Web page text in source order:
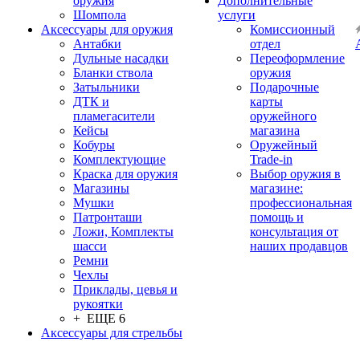
Шомпола
Аксессуары для оружия
Антабки
Дульные насадки
Бланки ствола
Затыльники
ДТК и
пламегасители
Кейсы
Кобуры
Комплектующие
Краска для оружия
Магазины
Мушки
Патронташи
Ложи, Комплекты
шасси
Ремни
Чехлы
Приклады, цевья и
рукоятки
+ ЕЩЕ 6
Аксессуары для стрельбы
услуги
Комиссионный
отдел
Переоформление
оружия
Подарочные
карты
оружейного
магазина
Оружейный
Trade-in
Выбор оружия в
магазине:
профессиональная
помощь и
консультация от
наших продавцов